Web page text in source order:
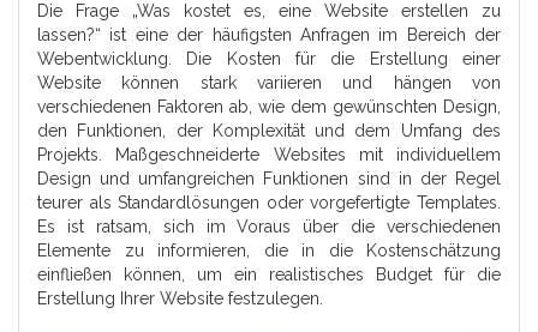
Die Frage „Was kostet es, eine Website erstellen zu
lassen?“ ist eine der häufigsten Anfragen im Bereich der
Webentwicklung. Die Kosten für die Erstellung einer
Website können stark variieren und hängen von
verschiedenen Faktoren ab, wie dem gewünschten Design,
den Funktionen, der Komplexität und dem Umfang des
Projekts. Maßgeschneiderte Websites mit individuellem
Design und umfangreichen Funktionen sind in der Regel
teurer als Standardlösungen oder vorgefertigte Templates.
Es ist ratsam, sich im Voraus über die verschiedenen
Elemente zu informieren, die in die Kostenschätzung
einfließen können, um ein realistisches Budget für die
Erstellung Ihrer Website festzulegen.